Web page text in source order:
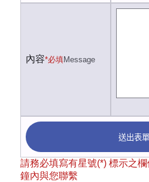
內容*必填Message
送出表單
請務必填寫有星號(*) 標示之
鐘內與您聯繫